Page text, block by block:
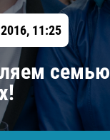
11:25
семью